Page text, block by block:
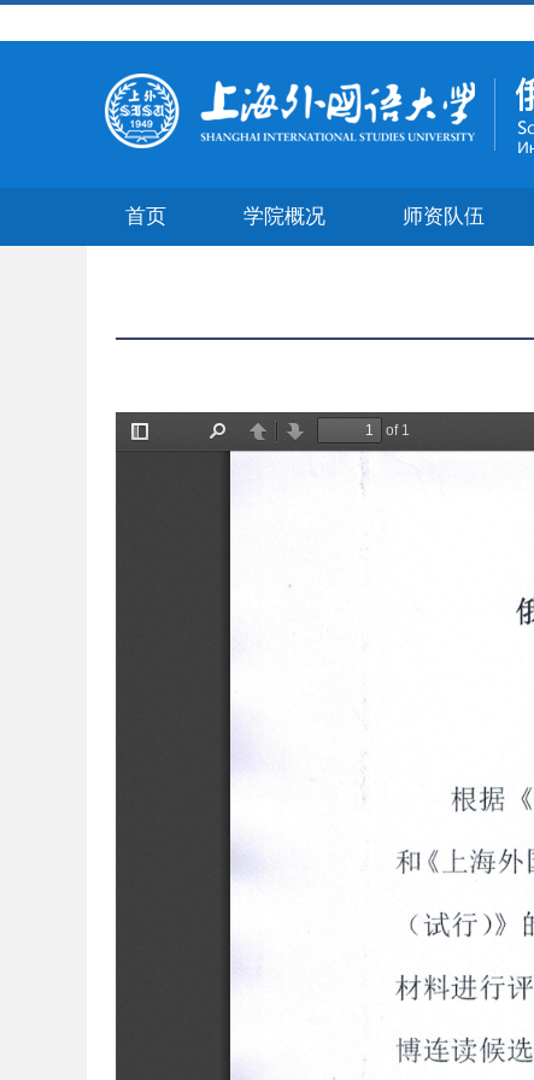
首页 学院概况 师资队伍